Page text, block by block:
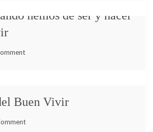
indisoluble entre el Buen Vivir
hemos de ser y hacer
y rige la vida civil
Buen Vivir